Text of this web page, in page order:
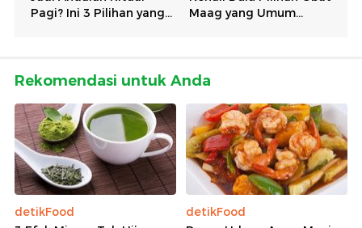
Rekomendasi untuk Anda
detikFood
detikFood